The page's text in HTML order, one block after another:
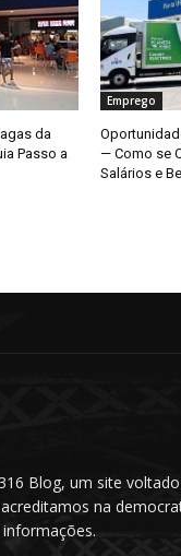
da
Passo a
Emprego
— Como se
Salários e
Blog, um site
na